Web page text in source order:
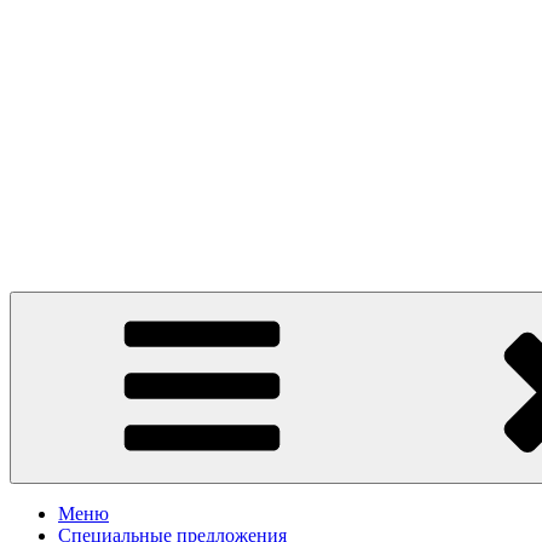
Presto Pizza Klin
маленькая Италия в Клину
Меню
Специальные предложения